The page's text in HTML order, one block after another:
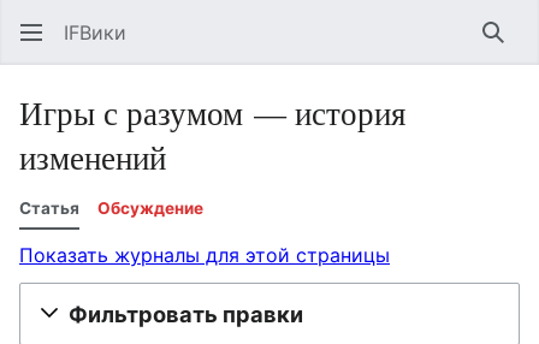
IFВики
Игры с разумом — история
изменений
Статья Обсуждение
Показать журналы для этой страницы
Фильтровать правки